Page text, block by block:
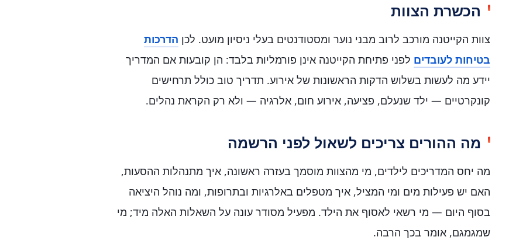
הכשרת הצוות
צוות הקייטנה מורכב לרוב מבני נוער ומסטודנטים בעלי ניסיון מועט. לכן הדרכות
בטיחות לעובדים לפני פתיחת הקייטנה אינן פורמליות בלבד: הן קובעות אם המדריך
יידע מה לעשות בשלוש הדקות הראשונות של אירוע. תדריך טוב כולל תרחישים
קונקרטיים — ילד שנעלם, פציעה, אירוע חום, אלרגיה — ולא רק הקראת נהלים.
מה ההורים צריכים לשאול לפני הרשמה
מה יחס המדריכים לילדים, מי מהצוות מוסמך בעזרה ראשונה, איך מתנהלות ההסעות,
האם יש פעילות מים ומי המציל, איך מטפלים באלרגיות ובתרופות, ומה נוהל היציאה
בסוף היום — מי רשאי לאסוף את הילד. מפעיל מסודר עונה על השאלות האלה מיד; מי
שמגמגם, אומר בכך הרבה.